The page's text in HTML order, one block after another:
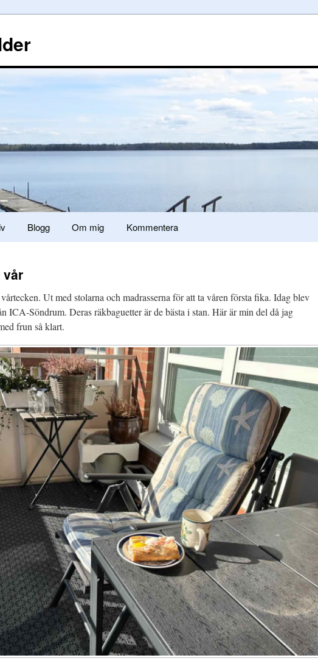
Blogg Om mig Kommentera
vår
Ut med stolarna och madrasserna för att ta våren första fika. Idag blev
ICA-Söndrum. Deras räkbaguetter är de bästa i stan. Här är min del då jag
frun så klart.